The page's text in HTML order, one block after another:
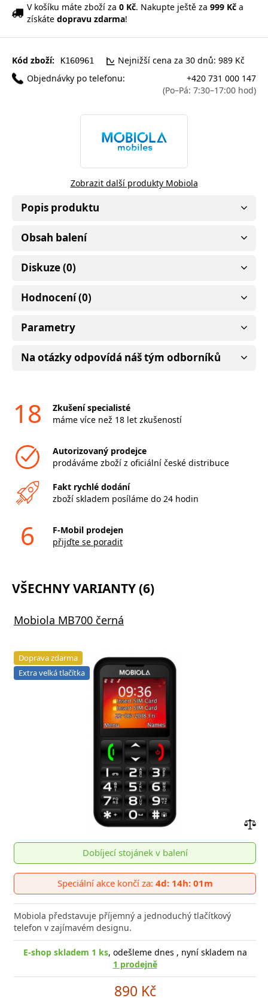
V košíku máte zboží za 0 Kč. Nakupte ještě za 999 Kč a
získáte dopravu zdarma!
Kód zboží: K160961
Nejnižší cena za 30 dnů: 989 Kč
Objednávky po telefonu:
+420 731 000 147
(Po–Pá: 7:30–17:00 hod)
Zobrazit další produkty Mobiola
Popis produktu
Obsah balení
Diskuze (0)
Hodnocení (0)
Parametry
Na otázky odpovídá náš tým odborníků
18
Zkušení specialisté
máme více než 18 let zkušeností
Autorizovaný prodejce
prodáváme zboží z oficiální české distribuce
Fakt rychlé dodání
zboží skladem posíláme do 24 hodin
6
F-Mobil prodejen
přijďte se poradit
VŠECHNY VARIANTY (6)
Mobiola MB700 černá
Doprava zdarma
Extra velká tlačítka
do
Dobíjecí stojánek v balení
Speciální akce končí za: 4d: 14h: 01m
Mobiola představuje příjemný a jednoduchý tlačítkový
telefon v zajímavém designu.
E-shop skladem 1 ks, odešleme dnes , nyní skladem na
1 prodejně
890 Kč